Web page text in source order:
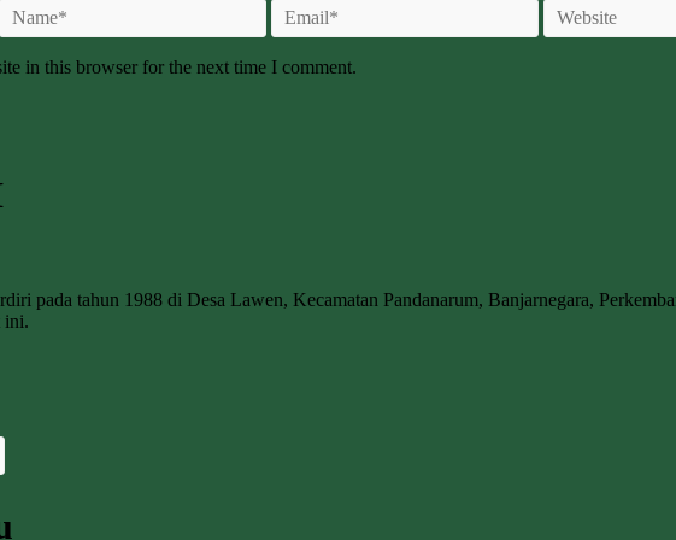
in this browser for the next time I comment.
pada tahun 1988 di Desa Lawen, Kecamatan Pandanarum, Banjarnegara,
ini.